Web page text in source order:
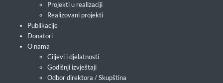
Projekti u realizaciji
Realizovani projekti
Publikacije
Donatori
O nama
Ciljevi i djelatnosti
Godišnji izvještaji
Odbor direktora / Skupština